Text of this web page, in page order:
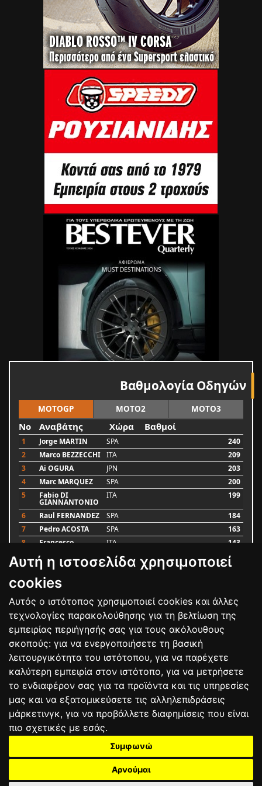
Αυτή η ιστοσελίδα χρησιμοποιεί
cookies
Αυτός ο ιστότοπος χρησιμοποιεί cookies και άλλες
τεχνολογίες παρακολούθησης για τη βελτίωση της
εμπειρίας περιήγησής σας για τους ακόλουθους
σκοπούς: για να ενεργοποιήσετε τη βασική
λειτουργικότητα του ιστότοπου, για να παρέχετε
καλύτερη εμπειρία στον ιστότοπο, για να μετρήσετε
το ενδιαφέρον σας για τα προϊόντα και τις υπηρεσίες
μας και να εξατομικεύσετε τις αλληλεπιδράσεις
μάρκετινγκ, για να προβάλλετε διαφημίσεις που είναι
πιο σχετικές με εσάς.
Συμφωνώ
Αρνούμαι
Βαθμολογία Οδηγών
MOTOGP MOTO2 MOTO3
No Αναβάτης Χώρα Βαθμοί
1 Jorge MARTIN SPA
240
2
Marco BEZZECCHI ITA
209
3
Ai OGURA JPN
203
4
Marc MARQUEZ SPA
200
5
Fabio DI
GIANNANTONIO
ITA 199
6 Raul FERNANDEZ SPA
184
7
Pedro ACOSTA SPA
163
8
Francesco ITA 143
9 Alex MARQUEZ SPA
106
Luca MARINI
Bαθμολογία
ΟΡΟΙ ΧΡΗΣΗΣΠΟΛΙΤΙΚΗ ΠΡΟΣΤΑΣΙΑΣ
ΑΓΩΝΕΣΑΠΟΤΕΛΕΣΜΑΤΑΑΓΟΡΑ